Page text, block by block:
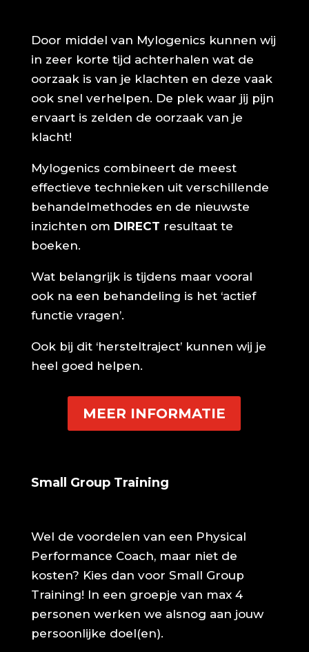
Door middel van Mylogenics kunnen wij
in zeer korte tijd achterhalen wat de
oorzaak is van je klachten en deze vaak
ook snel verhelpen. De plek waar jij pijn
ervaart is zelden de oorzaak van je
klacht!
Mylogenics combineert de meest
effectieve technieken uit verschillende
behandelmethodes en de nieuwste
inzichten om DIRECT resultaat te
boeken.
Wat belangrijk is tijdens maar vooral
ook na een behandeling is het ‘actief
functie vragen’.
Ook bij dit ‘hersteltraject’ kunnen wij je
heel goed helpen.
MEER INFORMATIE
Small Group Training
Wel de voordelen van een Physical
Performance Coach, maar niet de
kosten? Kies dan voor Small Group
Training! In een groepje van max 4
personen werken we alsnog aan jouw
persoonlijke doel(en).